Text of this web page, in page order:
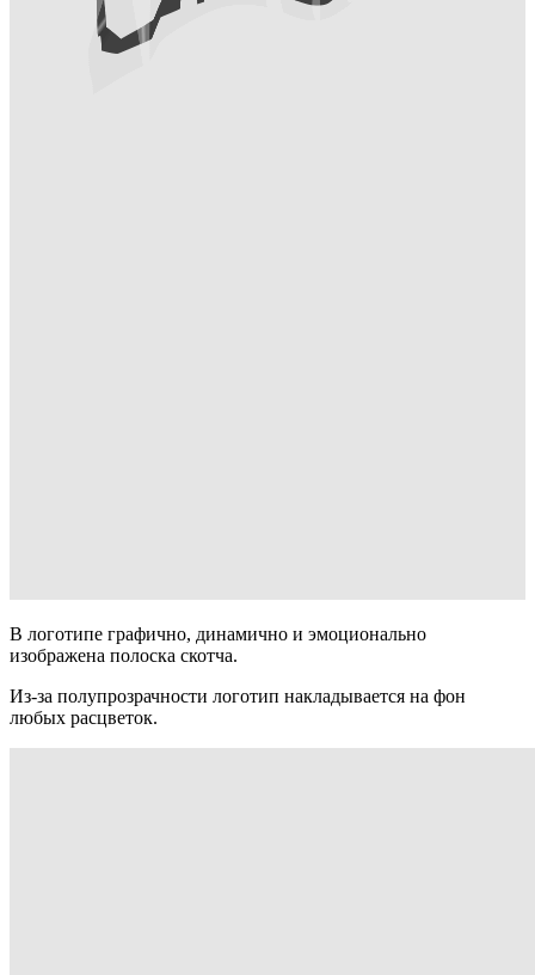
В логотипе графично, динамично и эмоционально
изображена полоска скотча.
Из-за полупрозрачности логотип накладывается на фон
любых расцветок.